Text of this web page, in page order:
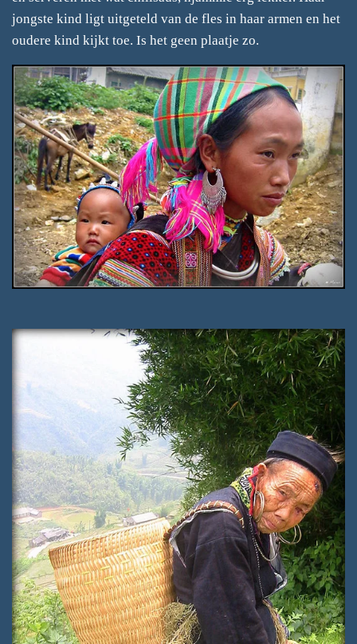
jongste kind ligt uitgeteld van de fles in haar armen en het
oudere kind kijkt toe. Is het geen plaatje zo.